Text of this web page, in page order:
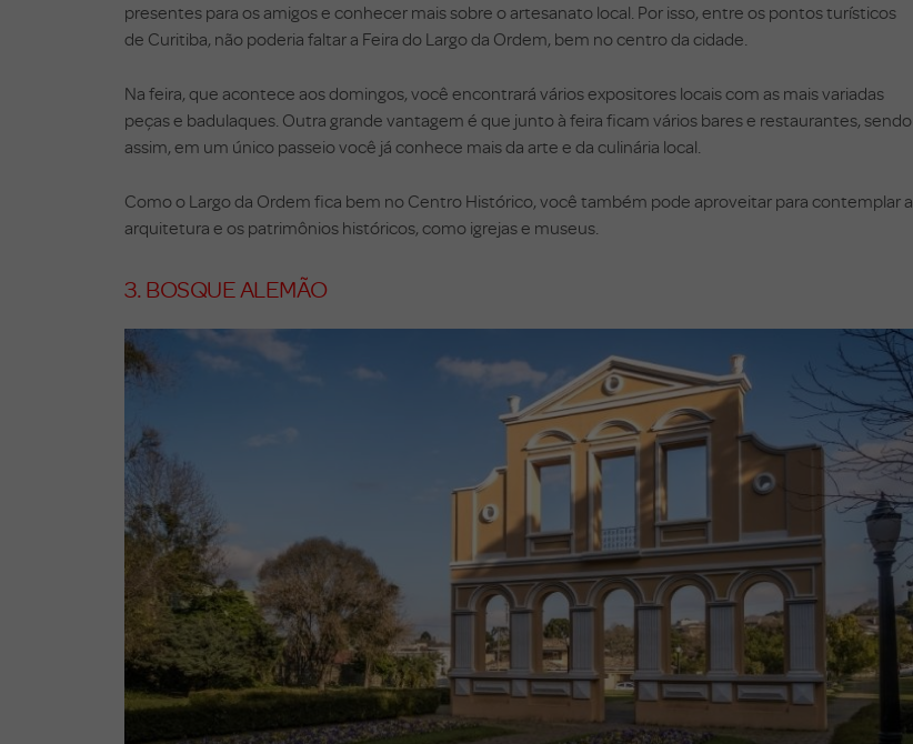
presentes para os amigos e conhecer mais sobre o artesanato local. Por isso, entre os pontos turísticos
de Curitiba, não poderia faltar a Feira do Largo da Ordem, bem no centro da cidade.
Na feira, que acontece aos domingos, você encontrará vários expositores locais com as mais variadas
peças e badulaques. Outra grande vantagem é que junto à feira ficam vários bares e restaurantes, sendo
assim, em um único passeio você já conhece mais da arte e da culinária local.
Como o Largo da Ordem fica bem no Centro Histórico, você também pode aproveitar para contemplar a
arquitetura e os patrimônios históricos, como igrejas e museus.
3. BOSQUE ALEMÃO